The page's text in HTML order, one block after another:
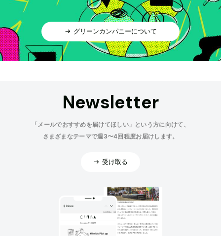
グリーンカンパニーについて
Newsletter
「メールでおすすめを届けてほしい」という方に向けて、
さまざまなテーマで週3〜4回程度お届けします。
受け取る